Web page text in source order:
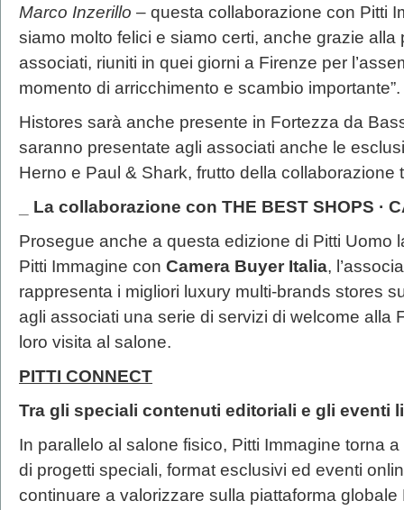
Marco Inzerillo – questa collaborazione con Pitti
siamo molto felici e siamo certi, anche grazie alla
associati, riuniti in quei giorni a Firenze per
momento di arricchimento e scambio importante”.
Histores sarà anche presente in Fortezza da
saranno presentate agli associati anche le
Herno e Paul & Shark, frutto della collaborazione
_ La collaborazione con THE BEST SHOPS ·
Prosegue anche a questa edizione di Pitti Uomo
Pitti Immagine con Camera Buyer Italia,
rappresenta i migliori luxury multi-brands stores
agli associati una serie di servizi di welcome alla
loro visita al salone.
PITTI CONNECT
Tra gli speciali contenuti editoriali e gli eventi
In parallelo al salone fisico, Pitti Immagine torna
di progetti speciali, format esclusivi ed eventi
continuare a valorizzare sulla piattaforma